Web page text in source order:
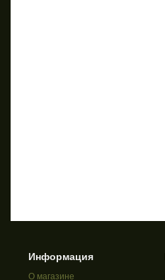
Информация
О магазине